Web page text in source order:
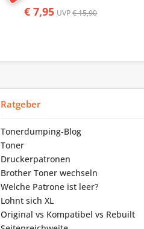
€ 7,95 UVP€ 15,90
Ratgeber
Tonerdumping‑Blog
Toner
Druckerpatronen
Brother Toner wechseln
Welche Patrone ist leer?
Lohnt sich XL
Original vs Kompatibel vs Rebuilt